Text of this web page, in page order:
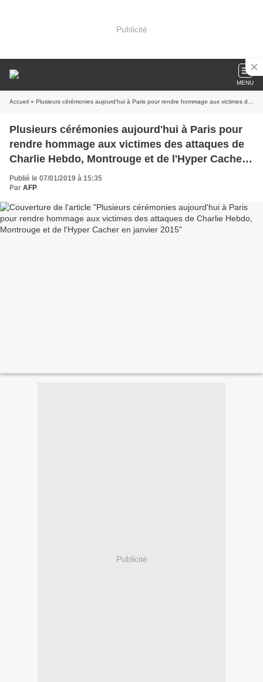
Publicité
MENU
Accueil » Plusieurs cérémonies aujourd'hui à Paris pour rendre hommage aux victimes des attaques de Charlie Hebdo, Montrouge et de l'Hyper Cacher en janvier 2015
Plusieurs cérémonies aujourd'hui à Paris pour
rendre hommage aux victimes des attaques de
Charlie Hebdo, Montrouge et de l'Hyper Cacher
en janvier 2015
Publié le 07/01/2019 à 15:35
Par AFP
Publicité